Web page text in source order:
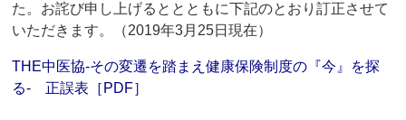
た。お詫び申し上げるととともに下記のとおり訂正させて
いただきます。（2019年3月25日現在）
THE中医協‐その変遷を踏まえ健康保険制度の『今』を探
る‐ 正誤表［PDF］